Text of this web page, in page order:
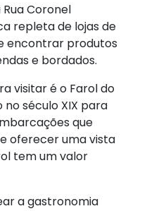
Coronel
repleta de lojas de
encontrar produtos
e bordados.
visitar é o Farol do
século XIX para
que
oferecer uma vista
tem um valor
a gastronomia